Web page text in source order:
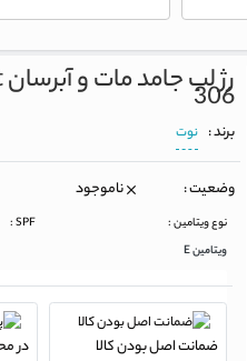
رژ لب جامد مات و آبرسان Mattemoist شماره 306 نوت
306
برند : نوت
وضعیت : ناموجود
نوع ویتامین :
ویتامین E
SPF :
ضمانت اصل بودن کالا
در